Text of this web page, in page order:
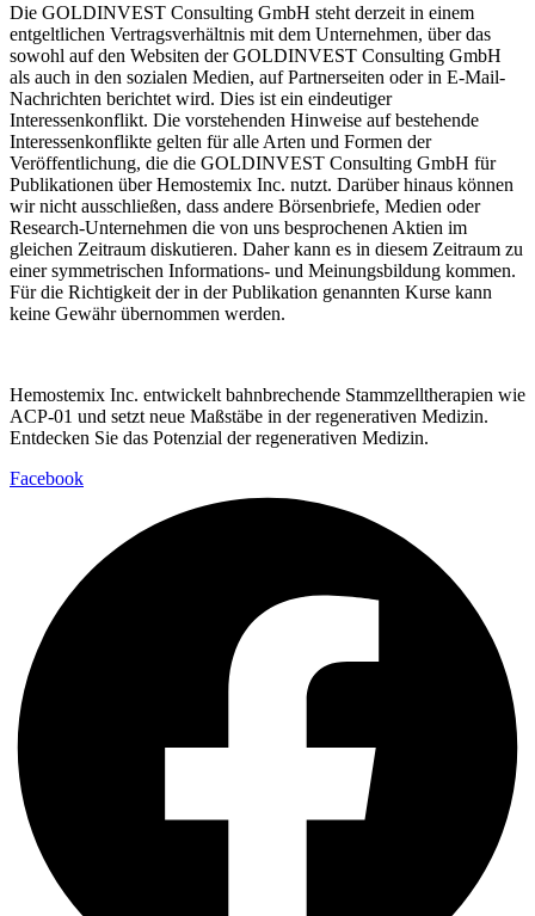
Die GOLDINVEST Consulting GmbH steht derzeit in einem
entgeltlichen Vertragsverhältnis mit dem Unternehmen, über das
sowohl auf den Websiten der GOLDINVEST Consulting GmbH
als auch in den sozialen Medien, auf Partnerseiten oder in E-Mail-
Nachrichten berichtet wird. Dies ist ein eindeutiger
Interessenkonflikt. Die vorstehenden Hinweise auf bestehende
Interessenkonflikte gelten für alle Arten und Formen der
Veröffentlichung, die die GOLDINVEST Consulting GmbH für
Publikationen über Hemostemix Inc. nutzt. Darüber hinaus können
wir nicht ausschließen, dass andere Börsenbriefe, Medien oder
Research-Unternehmen die von uns besprochenen Aktien im
gleichen Zeitraum diskutieren. Daher kann es in diesem Zeitraum zu
einer symmetrischen Informations- und Meinungsbildung kommen.
Für die Richtigkeit der in der Publikation genannten Kurse kann
keine Gewähr übernommen werden.
Hemostemix Inc. entwickelt bahnbrechende Stammzelltherapien wie
ACP-01 und setzt neue Maßstäbe in der regenerativen Medizin.
Entdecken Sie das Potenzial der regenerativen Medizin.
Facebook